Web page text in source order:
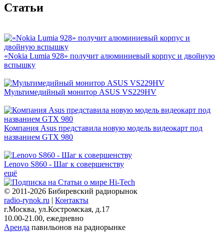
Cтатьи
«Nokia Lumia 928» получит алюминиевый корпус и двойную
вспышку
Мультимедийный монитор ASUS VS229HV
Компания Asus представила новую модель видеокарт под
названием GTX 980
Lenovo S860 - Шаг к совершенству
ещё
© 2011-2026 Бибиревский радиорынок
radio-rynok.ru | Контакты
г.Москва, ул.Костромская, д.17
10.00-21.00, ежедневно
Аренда павильонов на радиорынке